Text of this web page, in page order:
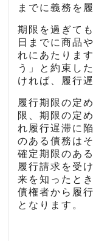
までに義務を
期限を過ぎて
日までに商品
れにあたりま
う」と約束し
ければ、履行
履行期限の定
限、期限の定
れ履行遅滞に
のある債務は
確定期限のあ
履行請求を受
来を知ったと
債権者から履
となります。